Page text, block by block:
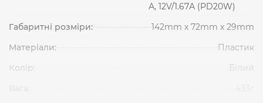
А, 12V/1.67А (PD20W)
Габаритні розміри:
142mm х 72mm х 29mm
Матеріали:
Пластик
Колір:
Білий